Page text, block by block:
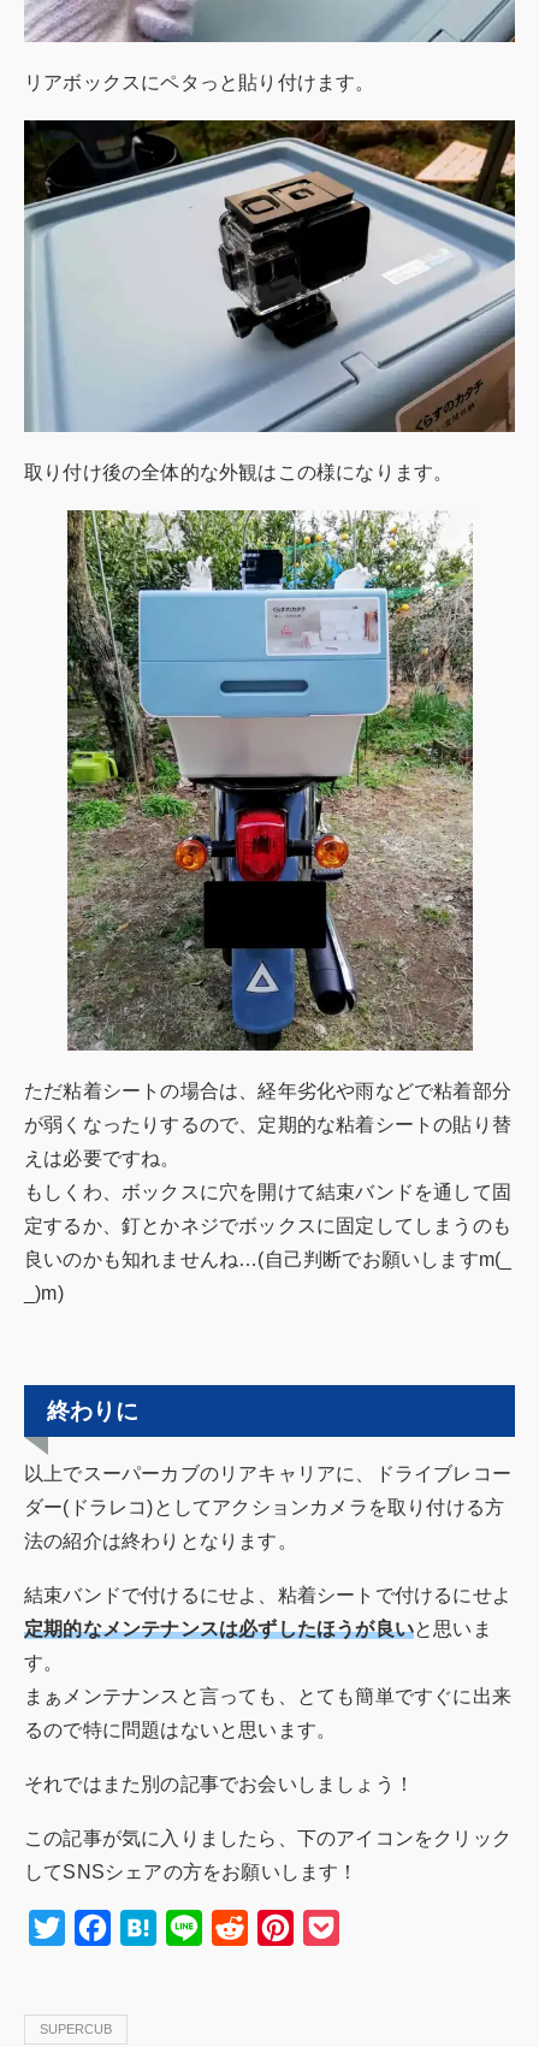
リアボックスにペタっと貼り付けます。
取り付け後の全体的な外観はこの様になります。
ただ粘着シートの場合は、経年劣化や雨などで粘着部分
が弱くなったりするので、定期的な粘着シートの貼り替
えは必要ですね。
もしくわ、ボックスに穴を開けて結束バンドを通して固
定するか、釘とかネジでボックスに固定してしまうのも
良いのかも知れませんね…(自己判断でお願いしますm(_
_)m)
終わりに
以上でスーパーカブのリアキャリアに、ドライブレコー
ダー(ドラレコ)としてアクションカメラを取り付ける方
法の紹介は終わりとなります。
結束バンドで付けるにせよ、粘着シートで付けるにせよ
定期的なメンテナンスは必ずしたほうが良いと思いま
す。
まぁメンテナンスと言っても、とても簡単ですぐに出来
るので特に問題はないと思います。
それではまた別の記事でお会いしましょう！
この記事が気に入りましたら、下のアイコンをクリック
してSNSシェアの方をお願いします！
Twitter Facebook
HatenaLine Reddit Pinterest
SUPERCUB